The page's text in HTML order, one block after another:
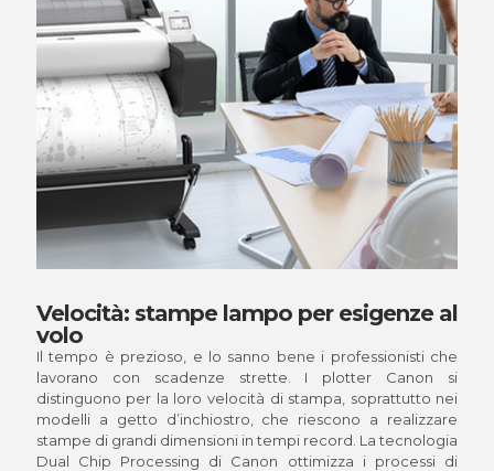
Velocità: stampe lampo per esigenze al
volo
Il tempo è prezioso, e lo sanno bene i professionisti che
lavorano con scadenze strette. I plotter Canon si
distinguono per la loro velocità di stampa, soprattutto nei
modelli a getto d’inchiostro, che riescono a realizzare
stampe di grandi dimensioni in tempi record. La tecnologia
Dual Chip Processing di Canon ottimizza i processi di